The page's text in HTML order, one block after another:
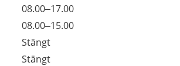
08.00–17.00
08.00–15.00
Stängt
Stängt